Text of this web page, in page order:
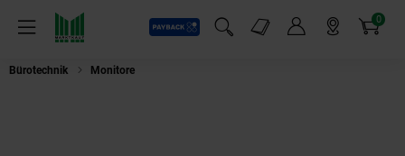
Menü
Payback
Suchfeld einblenden
Markt-Angebote 0
Artikel
Bürotechnik Monitore